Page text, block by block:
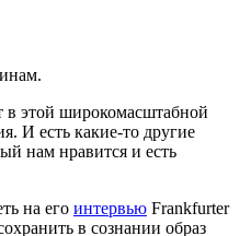
в этой широкомасштабной
И есть какие-то другие
нам нравится и есть
на его интервью Frankfurter
в сознании образ